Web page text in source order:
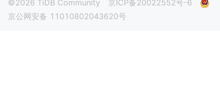
©2026 TiDB Community
京ICP备20022552号-6
京公网安备 11010802043620号